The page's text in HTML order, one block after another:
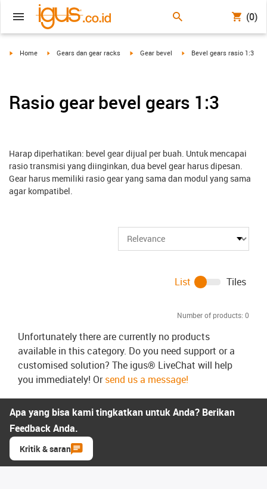
(0)
igus-icon-arrow-right
Home igus-icon-arrow-right
Gears dan gear racks igus-icon-arrow-right
Gear bevel igus-icon-arrow-right
Bevel gears rasio 1:3
Rasio gear bevel gears 1:3
Harap diperhatikan: bevel gear dijual per buah. Untuk mencapai
rasio transmisi yang diinginkan, dua bevel gear harus dipesan.
Gear harus memiliki rasio gear yang sama dan modul yang sama
agar kompatibel.
Number of products: 0
List Tiles
Unfortunately there are currently no products
available in this category. Do you need support or a
customised solution? The igus® LiveChat will help
you immediately! Orsend us a message!
Apa yang bisa kami tingkatkan untuk Anda? Berikan
Feedback Anda.
Kritik & saran